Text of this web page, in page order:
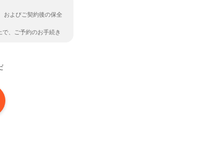
およびご契約後の保全
、ご予約のお手続き